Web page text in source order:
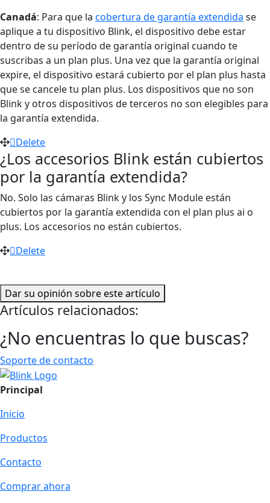
Canadá: Para que la cobertura de garantía extendida se
aplique a tu dispositivo Blink, el dispositivo debe estar
dentro de su período de garantía original cuando te
suscribas a un plan plus. Una vez que la garantía original
expire, el dispositivo estará cubierto por el plan plus hasta
que se cancele tu plan plus. Los dispositivos que no son
Blink y otros dispositivos de terceros no son elegibles para
la garantía extendida.
Delete
¿Los accesorios Blink están cubiertos
por la garantía extendida?
No. Solo las cámaras Blink y los Sync Module están
cubiertos por la garantía extendida con el plan plus ai o
plus. Los accesorios no están cubiertos.
Delete
Dar su opinión sobre este artículo
Artículos relacionados:
¿No encuentras lo que buscas?
Soporte de contacto
Principal
Inicio
Productos
Contacto
Comprar ahora